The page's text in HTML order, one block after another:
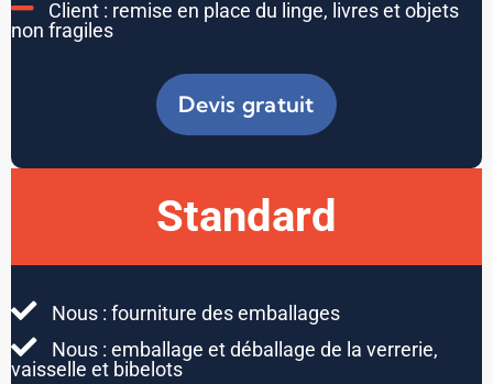
Client : remise en place du linge, livres et objets
non fragiles
Devis gratuit
Standard
Nous : fourniture des emballages
Nous : emballage et déballage de la verrerie,
vaisselle et bibelots